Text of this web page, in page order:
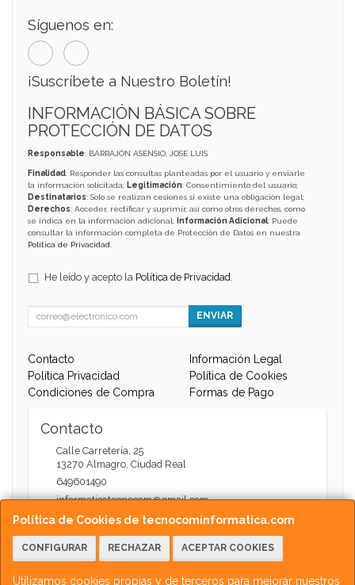
Política de Cookies de tecnocominformatica.com
CONFIGURAR RECHAZAR ACEPTAR COOKIES
Utilizamos cookies propias y de terceros para mejorar nuestros
Síguenos en:
¡Suscríbete a Nuestro Boletín!
INFORMACIÓN BÁSICA SOBRE
PROTECCIÓN DE DATOS
Responsable: BARRAJÓN ASENSIO, JOSE LUIS
Finalidad: Responder las consultas planteadas por el usuario y enviarle
la información solicitada; Legitimación: Consentimiento del usuario;
Destinatarios: Solo se realizan cesiones si existe una obligación legal;
Derechos: Acceder, rectificar y suprimir, así como otros derechos, como
se indica en la información adicional;
Información Adicional: Puede
consultar la información completa de Protección de Datos en nuestra
Política de Privacidad
He leído y acepto la Política de Privacidad.
ENVIAR
Contacto
Información Legal
Política Privacidad
Política de Cookies
Condiciones de Compra
Formas de Pago
Contacto
Calle Carretería, 25
13270 Almagro, Ciudad Real
649601490
informaticatecnocom@gmail.com
Horario
Atención Web - 11:00 a 13:30 / 17:30 a 20:00